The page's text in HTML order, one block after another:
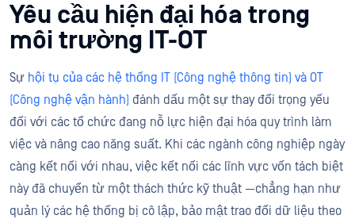
Yêu cầu hiện đại hóa trong
môi trường IT-OT
Sự hội tụ của các hệ thống IT (Công nghệ thông tin) và OT
(Công nghệ vận hành) đánh dấu một sự thay đổi trọng yếu
đối với các tổ chức đang nỗ lực hiện đại hóa quy trình làm
việc và nâng cao năng suất. Khi các ngành công nghiệp ngày
càng kết nối với nhau, việc kết nối các lĩnh vực vốn tách biệt
này đã chuyển từ một thách thức kỹ thuật —chẳng hạn như
quản lý các hệ thống bị cô lập, bảo mật trao đổi dữ liệu theo